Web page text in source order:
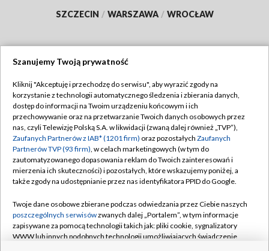
SZCZECIN / WARSZAWA / WROCŁAW
TVP
Abonament TVP
Emisja w TVP
Centrum informacji TVP
Naziemna Telewizja Cyfrowa
Rada Programowa
System NOS
Regulamin TVP
Polityka prywatności
Moje zgody
Pomoc
Kontakt
Szanujemy Twoją prywatność
Kliknij "Akceptuję i przechodzę do serwisu", aby wyrazić zgody na
korzystanie z technologii automatycznego śledzenia i zbierania danych,
dostęp do informacji na Twoim urządzeniu końcowym i ich
przechowywanie oraz na przetwarzanie Twoich danych osobowych przez
nas, czyli Telewizję Polską S.A. w likwidacji (zwaną dalej również „TVP”),
Zaufanych Partnerów z IAB* (1201 firm) oraz pozostałych Zaufanych
Partnerów TVP (93 firm), w celach marketingowych (w tym do
zautomatyzowanego dopasowania reklam do Twoich zainteresowań i
mierzenia ich skuteczności) i pozostałych, które wskazujemy poniżej, a
także zgody na udostępnianie przez nas identyfikatora PPID do Google.
Twoje dane osobowe zbierane podczas odwiedzania przez Ciebie naszych
poszczególnych serwisówzwanych dalej „Portalem”, w tym informacje
zapisywane za pomocą technologii takich jak: pliki cookie, sygnalizatory
WWW lub innych podobnych technologii umożliwiających świadczenie